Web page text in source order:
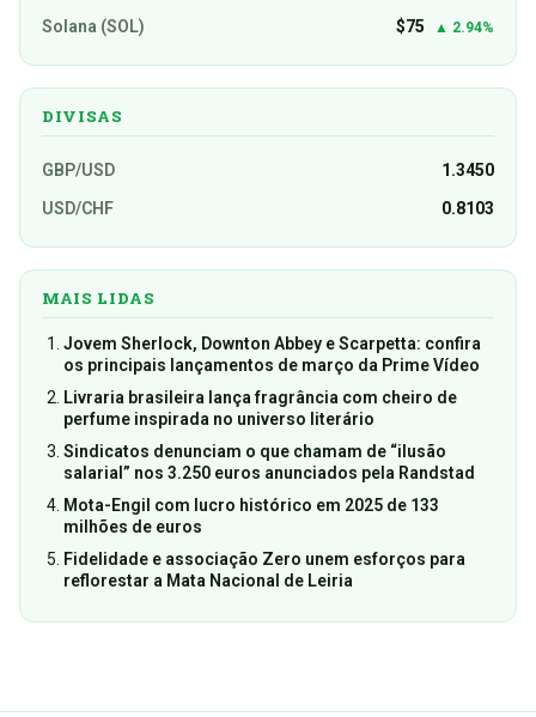
Solana (SOL) $75 ▲ 2.94%
DIVISAS
GBP/USD
1.3450
USD/CHF
0.8103
MAIS LIDAS
Jovem Sherlock, Downton Abbey e Scarpetta: confira
os principais lançamentos de março da Prime Vídeo
Livraria brasileira lança fragrância com cheiro de
perfume inspirada no universo literário
Sindicatos denunciam o que chamam de “ilusão
salarial” nos 3.250 euros anunciados pela Randstad
Mota-Engil com lucro histórico em 2025 de 133
milhões de euros
Fidelidade e associação Zero unem esforços para
reflorestar a Mata Nacional de Leiria